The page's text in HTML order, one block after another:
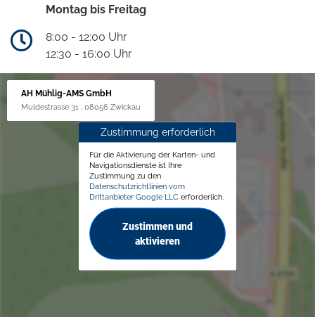
Montag bis Freitag
8:00 - 12:00 Uhr
12:30 - 16:00 Uhr
AH Mühlig-AMS GmbH
Muldestrasse 31 , 08056 Zwickau
Zustimmung erforderlich
Für die Aktivierung der Karten- und
Navigationsdienste ist Ihre
Zustimmung zu den
Datenschutzrichtlinien vom
Drittanbieter Google LLC erforderlich.
Zustimmen und
aktivieren